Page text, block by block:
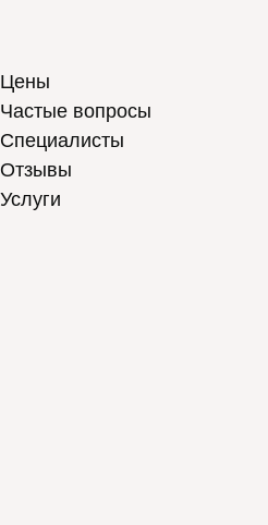
Цены
Частые вопросы
Специалисты
Отзывы
Услуги